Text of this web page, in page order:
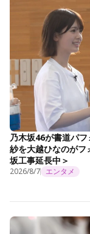
乃木坂46が書道パ
紗を大越ひなのがフ
坂工事延長中＞
2026/8/7 エンタメ